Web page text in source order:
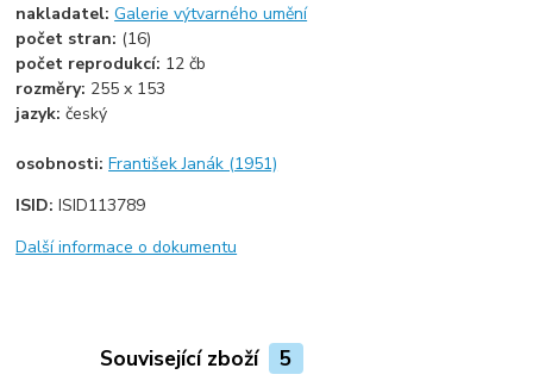
nakladatel:Galerie výtvarného umění
počet stran: (16)
počet reprodukcí: 12 čb
rozměry: 255 x 153
jazyk:český
osobnosti:František Janák (1951)
ISID:ISID113789
Další informace o dokumentu
Související zboží 5